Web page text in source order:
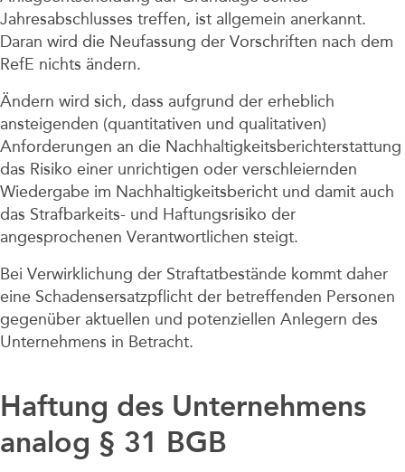
Jahresabschlusses treffen, ist allgemein anerkannt.
Daran wird die Neufassung der Vorschriften nach dem
RefE nichts ändern.
Ändern wird sich, dass aufgrund der erheblich
ansteigenden (quantitativen und qualitativen)
Anforderungen an die Nachhaltigkeitsberichterstattung
das Risiko einer unrichtigen oder verschleiernden
Wiedergabe im Nachhaltigkeitsbericht und damit auch
das Strafbarkeits- und Haftungsrisiko der
angesprochenen Verantwortlichen steigt.
Bei Verwirklichung der Straftatbestände kommt daher
eine Schadensersatzpflicht der betreffenden Personen
gegenüber aktuellen und potenziellen Anlegern des
Unternehmens in Betracht.
Haftung des Unternehmens
analog § 31 BGB